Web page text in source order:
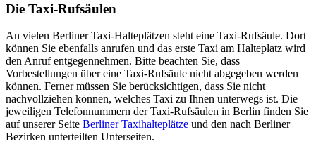
Die Taxi-Rufsäulen
An vielen Berliner Taxi-Halteplätzen steht eine Taxi-Rufsäule. Dort
können Sie ebenfalls anrufen und das erste Taxi am Halteplatz wird
den Anruf entgegennehmen. Bitte beachten Sie, dass
Vorbestellungen über eine Taxi-Rufsäule nicht abgegeben werden
können. Ferner müssen Sie berücksichtigen, dass Sie nicht
nachvollziehen können, welches Taxi zu Ihnen unterwegs ist. Die
jeweiligen Telefonnummern der Taxi-Rufsäulen in Berlin finden Sie
auf unserer Seite Berliner Taxihalteplätze und den nach Berliner
Bezirken unterteilten Unterseiten.